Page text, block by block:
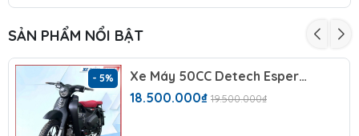
SẢN PHẨM NỔI BẬT
- 5%
Xe Máy 50CC Detech Espero Cub 83 Retro X
18.500.000₫ 19.500.000₫